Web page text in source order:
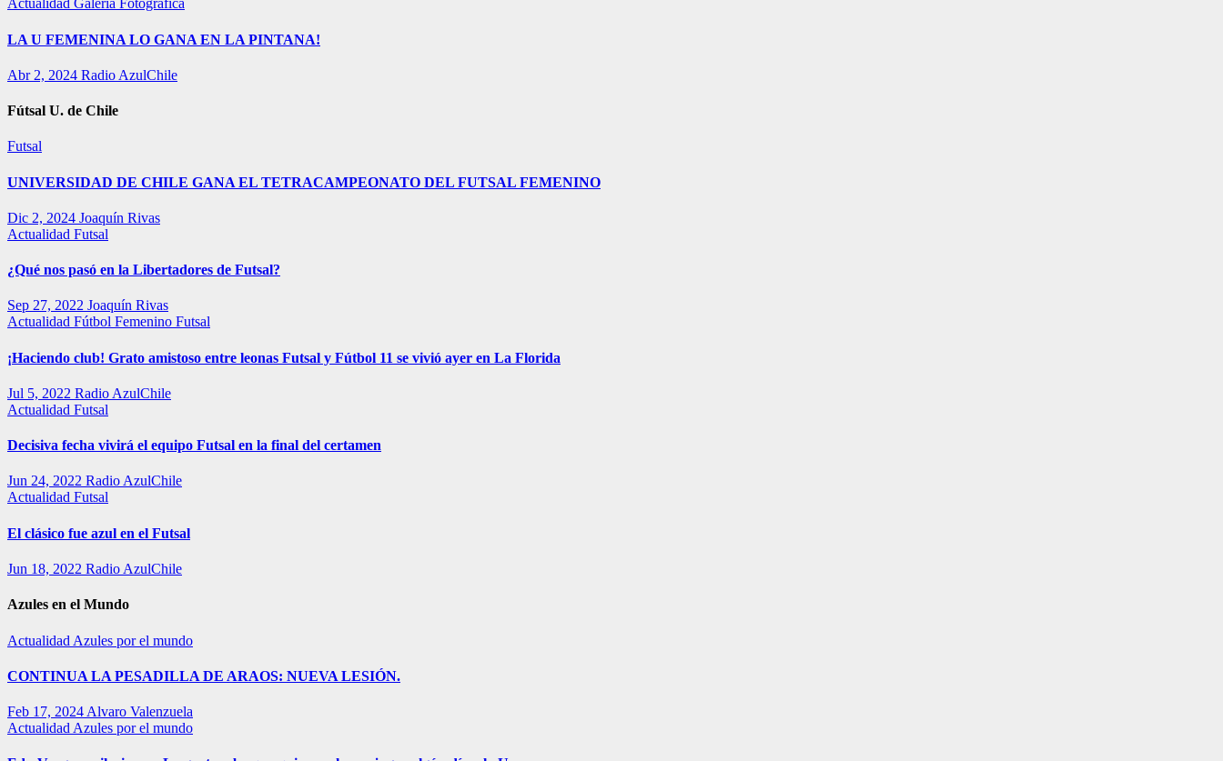
Actualidad Galería Fotográfica
LA U FEMENINA LO GANA EN LA PINTANA!
Abr 2, 2024 Radio AzulChile
Fútsal U. de Chile
Futsal
UNIVERSIDAD DE CHILE GANA EL TETRACAMPEONATO DEL FUTSAL FEMENINO
Dic 2, 2024 Joaquín Rivas
Actualidad Futsal
¿Qué nos pasó en la Libertadores de Futsal?
Sep 27, 2022 Joaquín Rivas
Actualidad Fútbol Femenino Futsal
¡Haciendo club! Grato amistoso entre leonas Futsal y Fútbol 11 se vivió ayer en La Florida
Jul 5, 2022 Radio AzulChile
Actualidad Futsal
Decisiva fecha vivirá el equipo Futsal en la final del certamen
Jun 24, 2022 Radio AzulChile
Actualidad Futsal
El clásico fue azul en el Futsal
Jun 18, 2022 Radio AzulChile
Azules en el Mundo
Actualidad Azules por el mundo
CONTINUA LA PESADILLA DE ARAOS: NUEVA LESIÓN.
Feb 17, 2024 Alvaro Valenzuela
Actualidad Azules por el mundo